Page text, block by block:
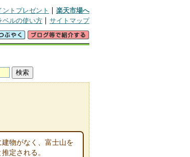
トプレゼント
楽天市場へ
ベルの使い方 サイトマップ
物がなく、富士山を
定される。